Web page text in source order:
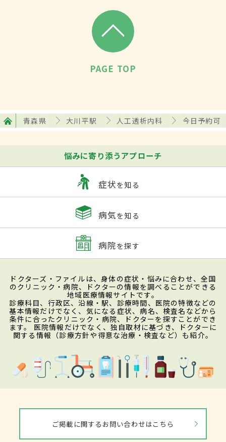
PAGE TOP
青森県 大川平駅 人工透析内科 今日予約可
悩みに寄り添うアプローチ
症状を知る
病気を知る
病院を探す
ドクターズ・ファイルは、身体の症状・悩みに合わせ、全国
のクリニック・病院、ドクターの情報を調べることができる
地域医療情報サイトです。
診療科目、行政区、沿線・駅、診療時間、医院の特徴などの
基本情報だけでなく、気になる症状、病名、検査名などから
条件に合ったクリニック・病院、ドクターを探すことができ
ます。 医院情報だけでなく、独自取材に基づき、ドクターに
関する情報（診療方針や得意な治療・検査など）も紹介。
ご掲載に関するお問い合わせはこちら